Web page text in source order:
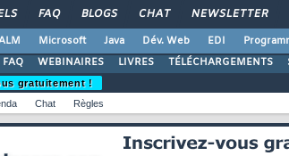
FAQ BLOGS CHAT NEWSLETTER
Microsoft Java Dév. Web EDI
FAQ WEBINAIRES LIVRES TÉLÉCHARGEMENTS
gratuitement !
Chat Règles